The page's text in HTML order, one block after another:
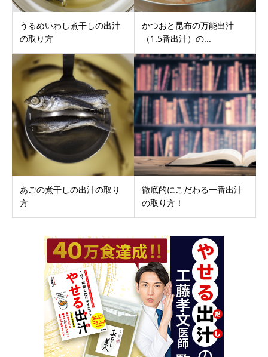
うるめいわし煮干しの出汁
の取り方
かつおと昆布の万能出汁
（1.5番出汁）の...
あごの煮干しの出汁の取り
方
徹底的にこだわる一番出汁
の取り方！